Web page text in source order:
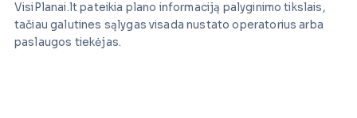
VisiPlanai.lt pateikia plano informaciją palyginimo tikslais,
tačiau galutines sąlygas visada nustato operatorius arba
paslaugos tiekėjas.